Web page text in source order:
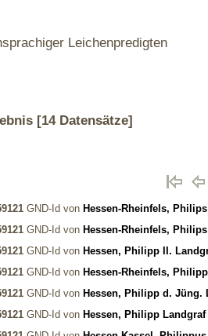
Leichenpredigten
[14 Datensätze]
GND-Id von Hessen-Rheinfels,
GND-Id von Hessen-Rheinfels,
GND-Id von Hessen, Philipp II.
GND-Id von Hessen-Rheinfels,
GND-Id von Hessen, Philipp d. Jüng.
GND-Id von Hessen, Philipp Landgraf